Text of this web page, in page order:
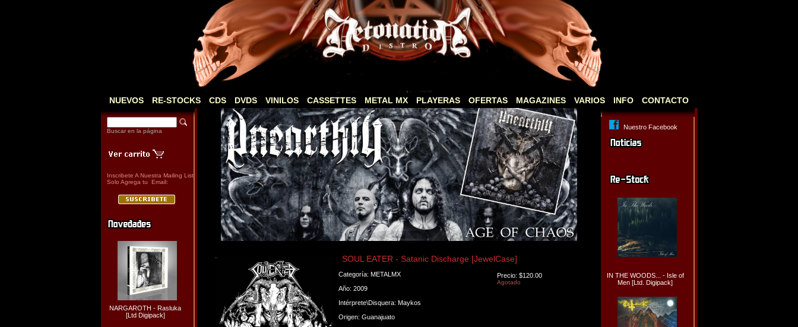
NUEVOS RE-STOCKS CDS DVDS VINILOS CASSETTES METAL MX PLAYERAS OFERTAS MAGAZINES VARIOS INFO CONTACTO
Buscar en la página
Inscribete A Nuestra Mailing List
Solo Agrega tu Email:
NARGAROTH - Rasluka
[Ltd Digipack]
Precio: $120.00
Agotado
SOUL EATER - Satanic Discharge [JewelCase]
Categoría: METALMX
Año: 2009
Intérprete\Disquera: Maykos
Origen: Guanajuato
Nuestro Facebook
IN THE WOODS... - Isle of
Men [Ltd. Digipack]